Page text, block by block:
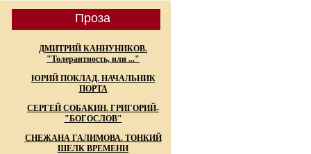
Проза
ДМИТРИЙ КАННУНИКОВ.
"Толерантность, или ..."
ЮРИЙ ПОКЛАД. НАЧАЛЬНИК
ПОРТА
СЕРГЕЙ СОБАКИН. ГРИГОРИЙ-
"БОГОСЛОВ"
СНЕЖАНА ГАЛИМОВА. ТОНКИЙ
ШЕЛК ВРЕМЕНИ